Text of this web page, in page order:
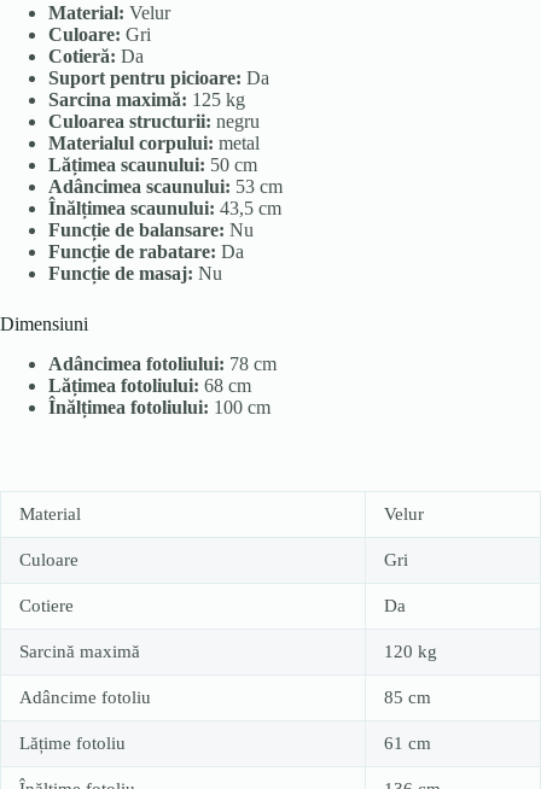
Material: Velur
Culoare: Gri
Cotieră: Da
Suport pentru picioare: Da
Sarcina maximă: 125 kg
Culoarea structurii: negru
Materialul corpului: metal
Lățimea scaunului: 50 cm
Adâncimea scaunului: 53 cm
Înălțimea scaunului: 43,5 cm
Funcție de balansare: Nu
Funcție de rabatare: Da
Funcție de masaj: Nu
Dimensiuni
Adâncimea fotoliului: 78 cm
Lățimea fotoliului: 68 cm
Înălțimea fotoliului: 100 cm
Material Velur
Culoare Gri
Cotiere Da
Sarcină maximă 120 kg
Adâncime fotoliu 85 cm
Lățime fotoliu 61 cm